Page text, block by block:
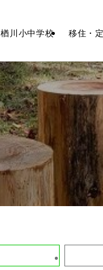
楢川小中学校 移住・